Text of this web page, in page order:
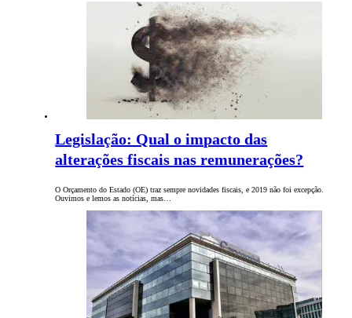
Legislação: Qual o impacto das
alterações fiscais nas remunerações?
O Orçamento do Estado (OE) traz sempre novidades fiscais, e 2019 não foi excepção.
Ouvimos e lemos as notícias, mas…